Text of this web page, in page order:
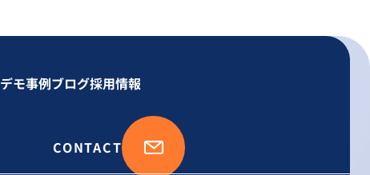
デモ事例ブログ採用情報
CONTACT